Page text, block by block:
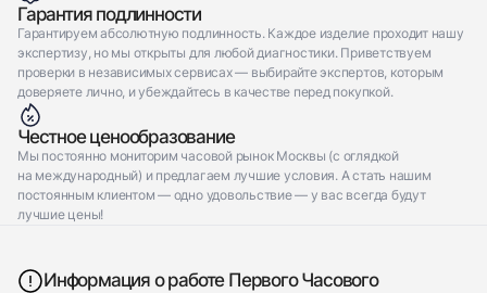
Гарантия подлинности
Гарантируем абсолютную подлинность. Каждое изделие проходит нашу
экспертизу, но мы открыты для любой диагностики. Приветствуем
проверки в независимых сервисах — выбирайте экспертов, которым
доверяете лично, и убеждайтесь в качестве перед покупкой.
Честное ценообразование
Мы постоянно мониторим часовой рынок Москвы (с оглядкой
на международный) и предлагаем лучшие условия. А стать нашим
постоянным клиентом — одно удовольствие — у вас всегда будут
лучшие цены!
Информация о работе Первого Часового